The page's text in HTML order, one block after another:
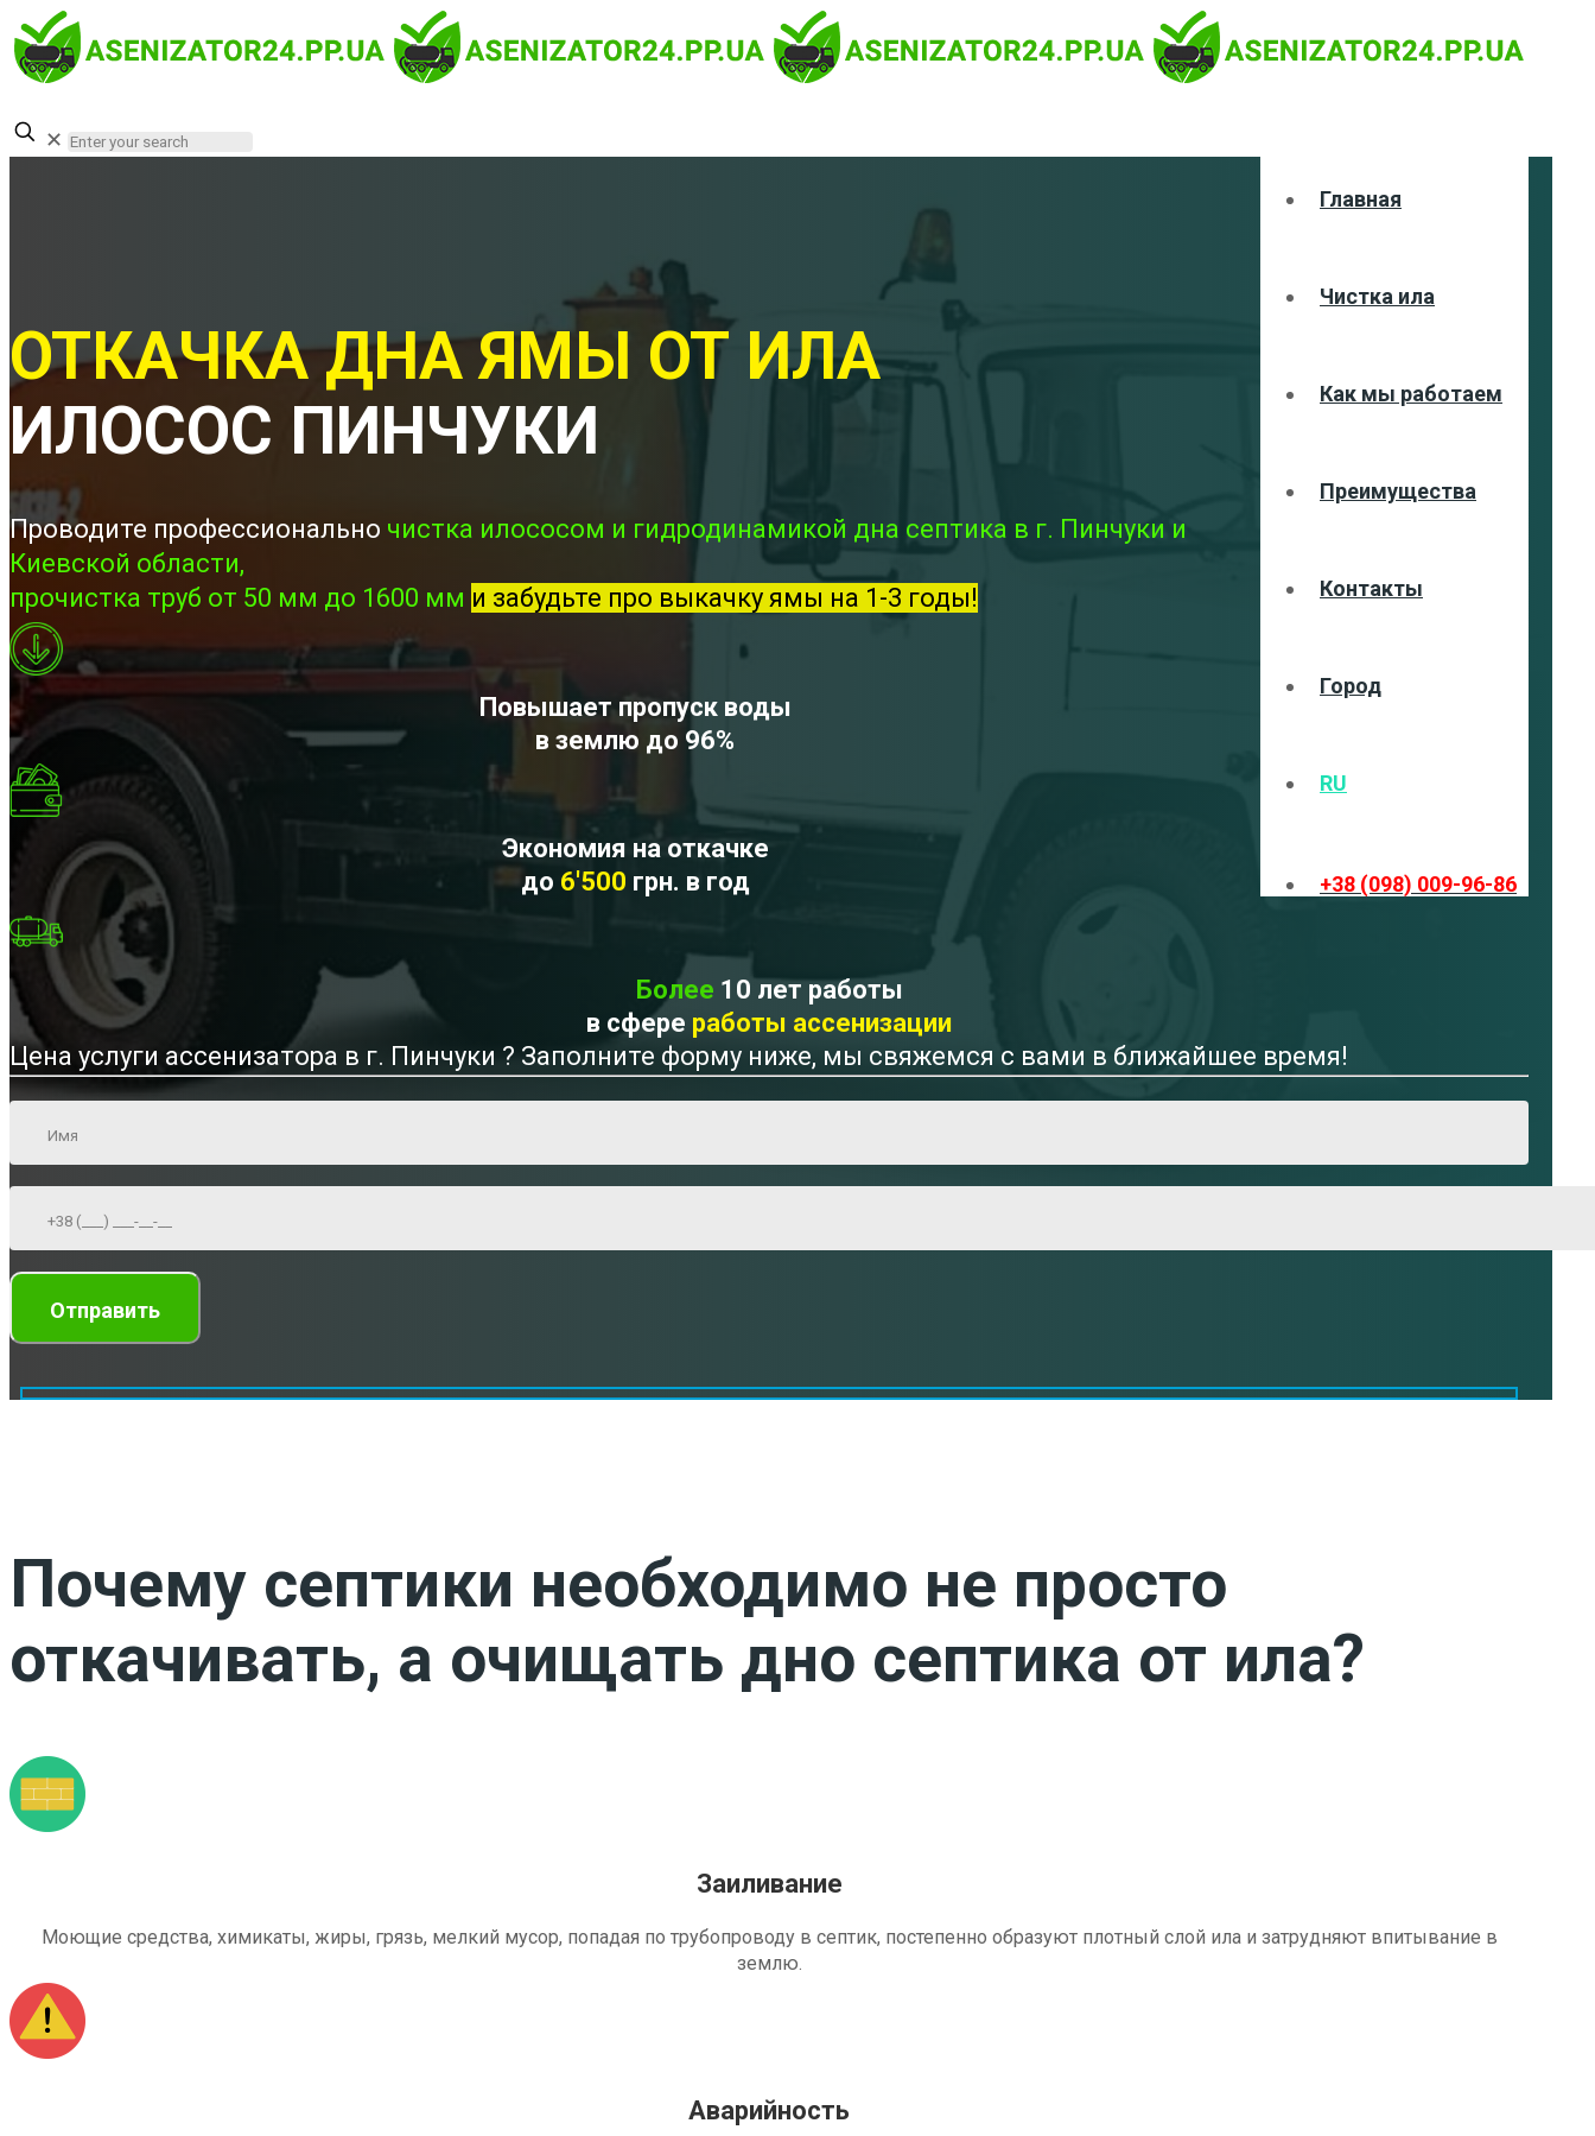
Главная
Чистка ила
Как мы работаем
Преимущества
Контакты
Город
RU
+38 (098) 009-96-86
✕
ОТКАЧКА ДНА ЯМЫ ОТ ИЛА
ИЛОСОС ПИНЧУКИ
Проводите профессионально чистка илососом и гидродинамикой дна септика в г. Пинчуки и
Киевской области,
прочистка труб от 50 мм до 1600 мм и забудьте про выкачку ямы на 1-3 годы!
Повышает пропуск воды
в землю до 96%
Экономия на откачке
до 6'500 грн. в год
Более 10 лет работы
в сфере работы ассенизации
Цена услуги ассенизатора в г. Пинчуки ? Заполните форму ниже, мы свяжемся с вами в ближайшее время!
Почему септики необходимо не просто
откачивать, а очищать дно септика от ила?
Заиливание
Моющие средства, химикаты, жиры, грязь, мелкий мусор, попадая по трубопроводу в септик, постепенно образуют плотный слой ила и затрудняют впитывание в
землю.
Аварийность